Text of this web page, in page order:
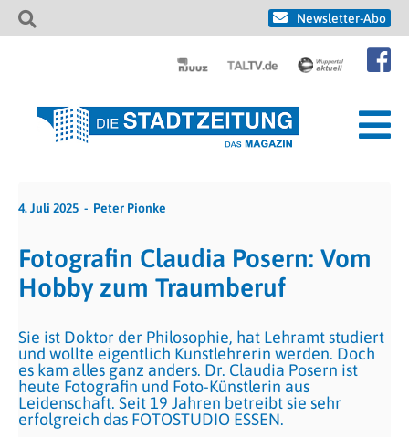
Newsletter-Abo
4. Juli 2025 Peter Pionke
Fotografin Claudia Posern: Vom
Hobby zum Traumberuf
Sie ist Doktor der Philosophie, hat Lehramt studiert
und wollte eigentlich Kunstlehrerin werden. Doch
es kam alles ganz anders. Dr. Claudia Posern ist
heute Fotografin und Foto-Künstlerin aus
Leidenschaft. Seit 19 Jahren betreibt sie sehr
erfolgreich das FOTOSTUDIO ESSEN.